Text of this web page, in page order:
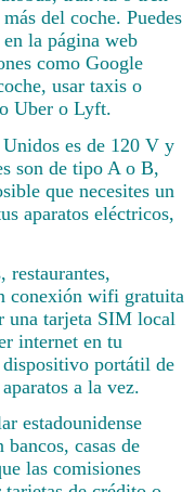
del coche. Puedes
la página web
como Google
usar taxis o
Uber o Lyft.
es de 120 V y
son de tipo A o B,
que necesites un
aparatos eléctricos,
restaurantes,
conexión wifi gratuita
una tarjeta SIM local
internet en tu
portátil de
a la vez.
estadounidense
casas de
las comisiones